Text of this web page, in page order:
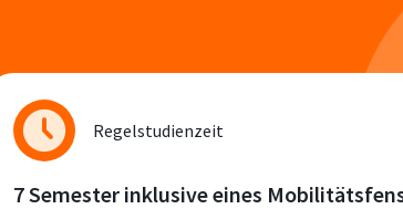
Regelstudienzeit
7 Semester inklusive eines